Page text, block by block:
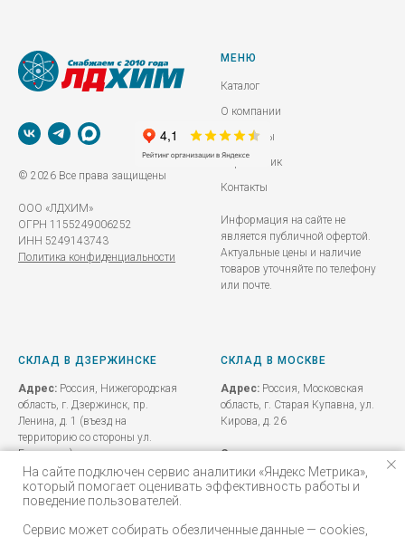
На сайте подключен сервис аналитики «Яндекс Метрика»,
который помогает оценивать эффективность работы и
поведение пользователей.
Сервис может собирать обезличенные данные — cookies,
© 2026 Все права защищены
ООО «ЛДХИМ»
ОГРН 1155249006252
ИНН 5249143743
Политика конфиденциальности
МЕНЮ
Каталог
О компании
Реквизиты
Справочник
Контакты
Информация на сайте не
является публичной офертой.
Актуальные цены и наличие
товаров уточняйте по телефону
или почте.
СКЛАД В ДЗЕРЖИНСКЕ
Адрес: Россия, Нижегородская
область, г. Дзержинск, пр.
Ленина, д. 1 (въезд на
территорию со стороны ул.
Бутлерова)
Схема проезда до склада
СКЛАД В МОСКВЕ
Адрес: Россия, Московская
область, г. Старая Купавна, ул.
Кирова, д. 26
Схема проезда до склада